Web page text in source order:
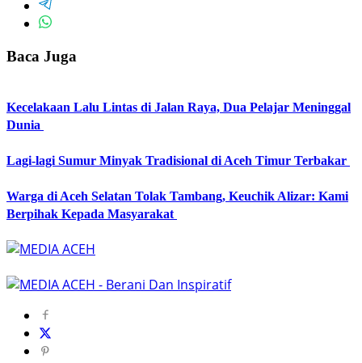
Baca Juga
Kecelakaan Lalu Lintas di Jalan Raya, Dua Pelajar Meninggal
Dunia
Lagi-lagi Sumur Minyak Tradisional di Aceh Timur Terbakar
Warga di Aceh Selatan Tolak Tambang, Keuchik Alizar: Kami
Berpihak Kepada Masyarakat